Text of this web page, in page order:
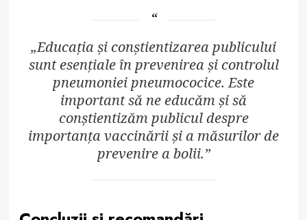
„Educația și conștientizarea publicului
sunt esențiale în prevenirea și controlul
pneumoniei pneumococice. Este
important să ne educăm și să
conștientizăm publicul despre
importanța vaccinării și a măsurilor de
prevenire a bolii.”